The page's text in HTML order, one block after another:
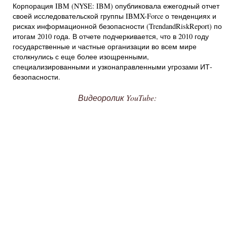
Корпорация IBM (NYSE: IBM) опубликовала ежегодный отчет
своей исследовательской группы IBMX-Force о тенденциях и
рисках информационной безопасности (TrendandRiskReport) по
итогам 2010 года. В отчете подчеркивается, что в 2010 году
государственные и частные организации во всем мире
столкнулись с еще более изощренными,
специализированными и узконаправленными угрозами ИТ-
безопасности.
Видеоролик YouTube: